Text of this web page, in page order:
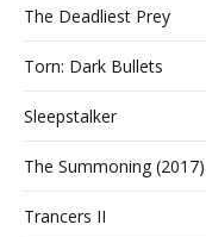
The Deadliest Prey
Torn: Dark Bullets
Sleepstalker
The Summoning (2017)
Trancers II